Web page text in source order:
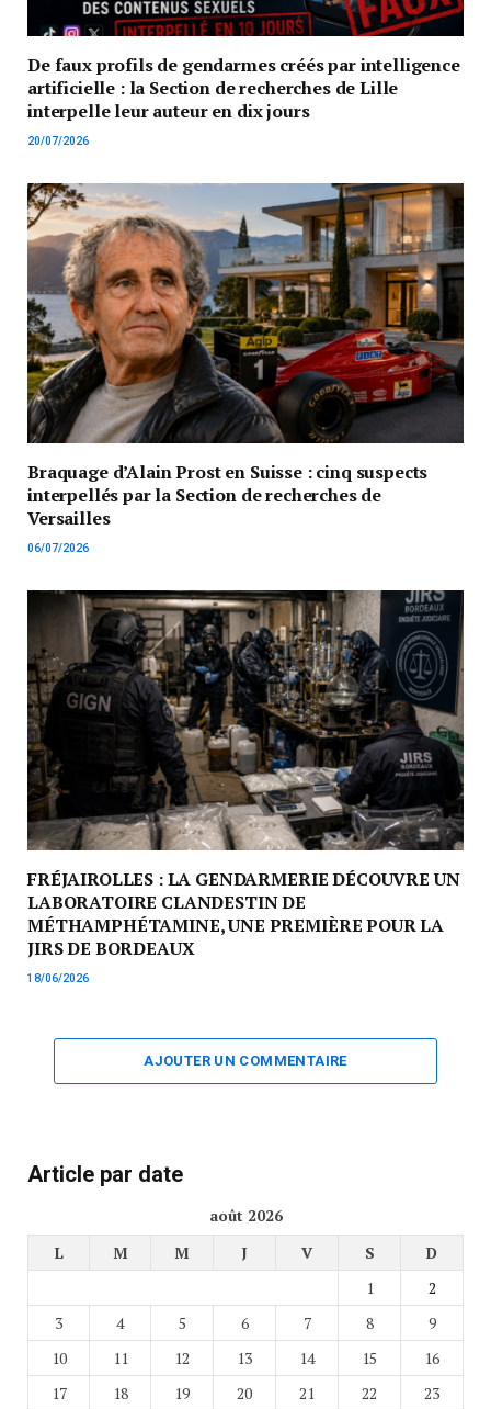
De faux profils de gendarmes créés par intelligence
artificielle : la Section de recherches de Lille
interpelle leur auteur en dix jours
20/07/2026
Braquage d’Alain Prost en Suisse : cinq suspects
interpellés par la Section de recherches de
Versailles
06/07/2026
FRÉJAIROLLES : LA GENDARMERIE DÉCOUVRE UN
LABORATOIRE CLANDESTIN DE
MÉTHAMPHÉTAMINE, UNE PREMIÈRE POUR LA
JIRS DE BORDEAUX
18/06/2026
AJOUTER UN COMMENTAIRE
Article par date
août 2026
L
M M J V S
D
1
2
3
4 5 6 7 8
9
10
11 12 13 14 15
16
17
18 19 20 21 22
23